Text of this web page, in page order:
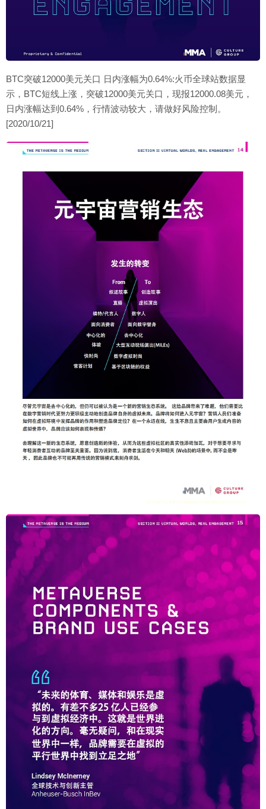
BTC突破12000美元关口 日内涨幅为0.64%:火币全球站数据显
示，BTC短线上涨，突破12000美元关口，现报12000.08美元，
日内涨幅达到0.64%，行情波动较大，请做好风险控制。
[2020/10/21]